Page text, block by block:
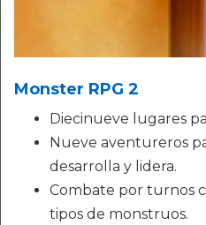
Monster RPG 2
Diecinueve lugares
Nueve aventureros
desarrolla y lidera.
Combate por turnos
tipos de monstruos.